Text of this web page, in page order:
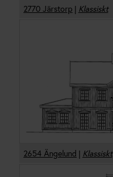
2770 Järstorp | Klassiskt
2654 Ängelund | Klassiskt